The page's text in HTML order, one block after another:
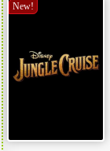
New!